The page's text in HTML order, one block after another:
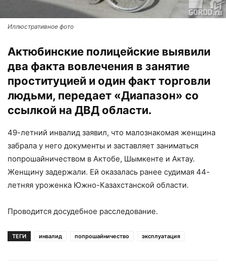
Иллюстративное фото
Актюбинские полицейские выявили
два факта вовлечения в занятие
проституцией и один факт торговли
людьми, передает «Диапазон» со
ссылкой на ДВД области.
49-летний инвалид заявил, что малознакомая женщина
забрала у него документы и заставляет заниматься
попрошайничеством в Актобе, Шымкенте и Актау.
Женщину задержали. Ей оказалась ранее судимая 44-
летняя уроженка Южно-Казахстанской области.
Проводится досудебное расследование.
ТЕГИ инвалид попрошайничество эксплуатация